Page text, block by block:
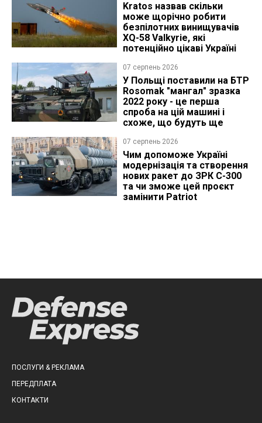
Kratos назвав скільки
може щорічно робити
безпілотних винищувачів
XQ-58 Valkyrie, які
потенційно цікаві Україні
07 серпень 2026
У Польщі поставили на БТР
Rosomak "мангал" зразка
2022 року - це перша
спроба на цій машині і
схоже, що будуть ще
07 серпень 2026
Чим допоможе Україні
модернізація та створення
нових ракет до ЗРК С-300
та чи зможе цей проєкт
замінити Patriot
ПОСЛУГИ & РЕКЛАМА
ПЕРЕДПЛАТА
КОНТАКТИ